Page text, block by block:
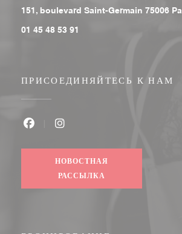
151, boulevard Saint-Germain 75006
01 45 48 53 91
ПРИСОЕДИНЯЙТЕСЬ К НАМ
НОВОСТНАЯ
РАССЫЛКА